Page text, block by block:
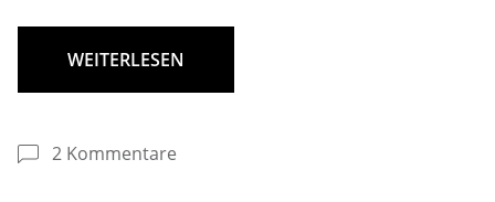
WEITERLESEN
2 Kommentare